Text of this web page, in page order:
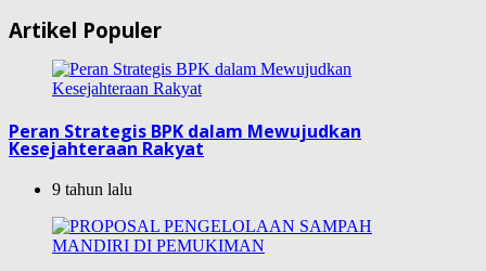
Artikel Populer
Peran Strategis BPK dalam Mewujudkan
Kesejahteraan Rakyat
9 tahun lalu